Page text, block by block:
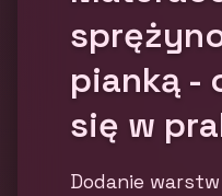
pianką -
się w
Dodanie